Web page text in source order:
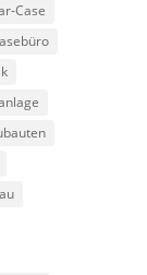
Case